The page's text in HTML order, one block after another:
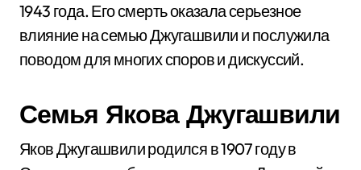
1943 года. Его смерть оказала серьезное
влияние на семью Джугашвили и послужила
поводом для многих споров и дискуссий.
Семья Якова Джугашвили
Яков Джугашвили родился в 1907 году в